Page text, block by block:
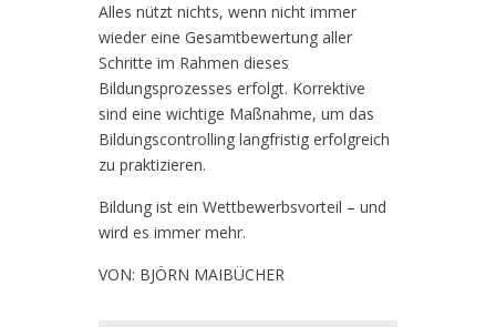
Alles nützt nichts, wenn nicht immer
wieder eine Gesamtbewertung aller
Schritte im Rahmen dieses
Bildungsprozesses erfolgt. Korrektive
sind eine wichtige Maßnahme, um das
Bildungscontrolling langfristig erfolgreich
zu praktizieren.
Bildung ist ein Wettbewerbsvorteil – und
wird es immer mehr.
VON: BJÖRN MAIBÜCHER